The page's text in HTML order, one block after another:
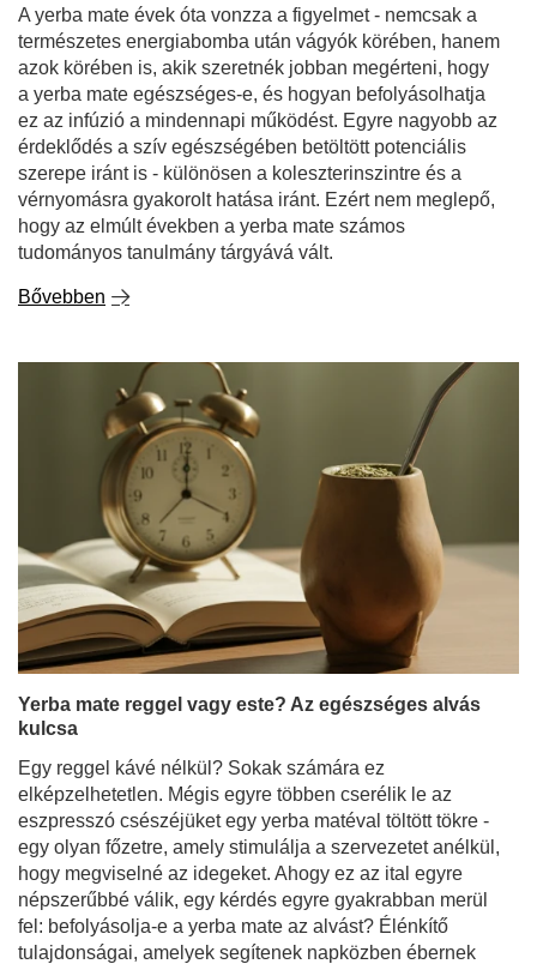
A yerba mate évek óta vonzza a figyelmet - nemcsak a
természetes energiabomba után vágyók körében, hanem
azok körében is, akik szeretnék jobban megérteni, hogy
a yerba mate egészséges-e, és hogyan befolyásolhatja
ez az infúzió a mindennapi működést. Egyre nagyobb az
érdeklődés a szív egészségében betöltött potenciális
szerepe iránt is - különösen a koleszterinszintre és a
vérnyomásra gyakorolt hatása iránt. Ezért nem meglepő,
hogy az elmúlt években a yerba mate számos
tudományos tanulmány tárgyává vált.
Bővebben
Yerba mate reggel vagy este? Az egészséges alvás
kulcsa
Egy reggel kávé nélkül? Sokak számára ez
elképzelhetetlen. Mégis egyre többen cserélik le az
eszpresszó csészéjüket egy yerba matéval töltött tökre -
egy olyan főzetre, amely stimulálja a szervezetet anélkül,
hogy megviselné az idegeket. Ahogy ez az ital egyre
népszerűbbé válik, egy kérdés egyre gyakrabban merül
fel: befolyásolja-e a yerba mate az alvást? Élénkítő
tulajdonságai, amelyek segítenek napközben ébernek